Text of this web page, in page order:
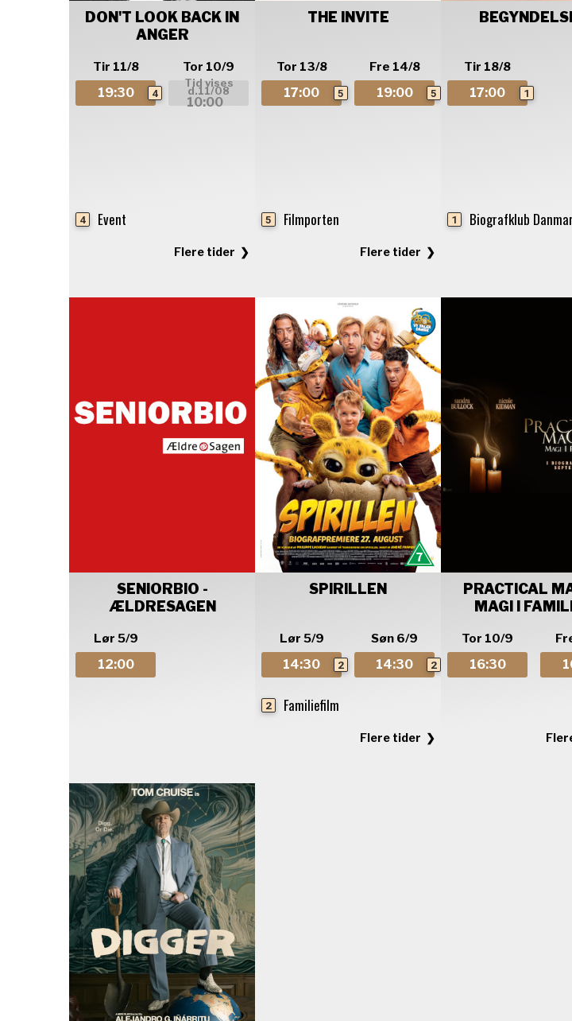
DON'T LOOK BACK IN
ANGER
Tir 11/8
19:30 4
Tor 10/9
Tid vises
d.11/08
10:00
4 Event
THE INVITE
Tor 13/8
17:00 5
Fre 14/8
19:00 5
5 Filmporten
Tir 18/8
17:00 1
1 Biografklub
SENIORBIO -
ÆLDRESAGEN
Lør 5/9
12:00
SPIRILLEN
Lør 5/9
14:30 2
Søn 6/9
14:30 2
2 Familiefilm
PRACTICAL
MAGI I
Tor 10/9
16:30